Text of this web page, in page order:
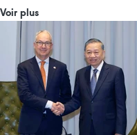
Voir plus